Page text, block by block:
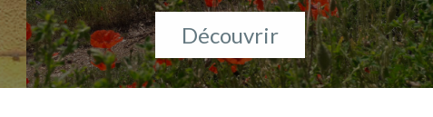
Découvrir